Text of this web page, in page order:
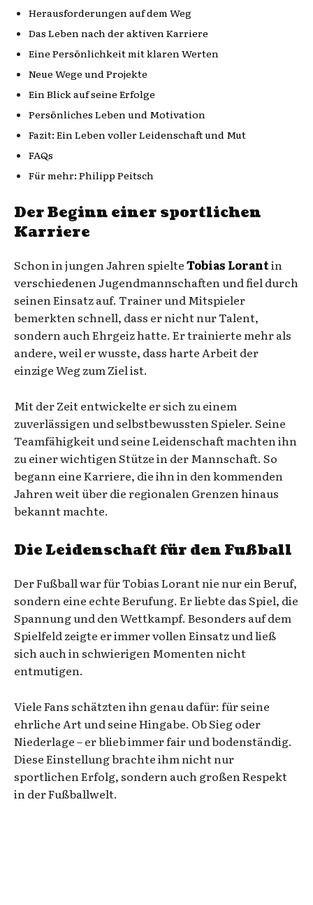
Herausforderungen auf dem Weg
Das Leben nach der aktiven Karriere
Eine Persönlichkeit mit klaren Werten
Neue Wege und Projekte
Ein Blick auf seine Erfolge
Persönliches Leben und Motivation
Fazit: Ein Leben voller Leidenschaft und Mut
FAQs
Für mehr: Philipp Peitsch
Der Beginn einer sportlichen
Karriere
Schon in jungen Jahren spielteTobias Lorantin
verschiedenen Jugendmannschaften und fiel durch
seinen Einsatz auf. Trainer und Mitspieler
bemerkten schnell, dass er nicht nur Talent,
sondern auch Ehrgeiz hatte. Er trainierte mehr als
andere, weil er wusste, dass harte Arbeit der
einzige Weg zum Ziel ist.
Mit der Zeit entwickelte er sich zu einem
zuverlässigen und selbstbewussten Spieler. Seine
Teamfähigkeit und seine Leidenschaft machten ihn
zu einer wichtigen Stütze in der Mannschaft. So
begann eine Karriere, die ihn in den kommenden
Jahren weit über die regionalen Grenzen hinaus
bekannt machte.
Die Leidenschaft für den Fußball
Der Fußball war für Tobias Lorant nie nur ein Beruf,
sondern eine echte Berufung. Er liebte das Spiel, die
Spannung und den Wettkampf. Besonders auf dem
Spielfeld zeigte er immer vollen Einsatz und ließ
sich auch in schwierigen Momenten nicht
entmutigen.
Viele Fans schätzten ihn genau dafür: für seine
ehrliche Art und seine Hingabe. Ob Sieg oder
Niederlage – er blieb immer fair und bodenständig.
Diese Einstellung brachte ihm nicht nur
sportlichen Erfolg, sondern auch großen Respekt
in der Fußballwelt.